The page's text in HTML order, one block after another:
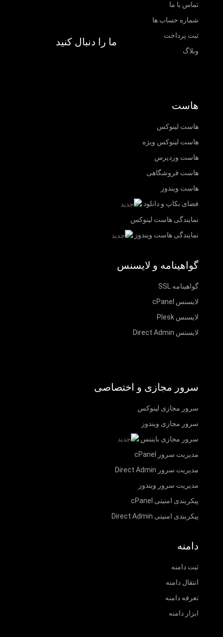
تماس با ما
شماره حساب ها
ثبت پرداخت
وبلاگ
ما را دنبال کنید
هاست
هاست لینوکس
هاست لینوکس ویژه
هاست وردپرس
هاست فروشگاهی
هاست ویندوز
فضای بکاپ و دانلود
نمایندگی هاست لینوکس
نمایندگی هاست ویندوز
گواهینامه و لایسنس
گواهینامه SSL
لایسنس cPanel
لایسنس Plesk
لایسنس Direct Admin
سرور مجازی و اختصاصی
سرور مجازی لینوکس
سرور مجازی ویندوز
سرور مجازی بایننس
مدیریت سرور cPanel
مدیریت سرور Direct Admin
مدیریت سرور ویندوز
پیکربندی امنیتی cPanel
پیکربندی امنیتی Direct Admin
دامنه
ثبت دامنه
انتقال دامنه
تعرفه دامنه
ابزار دامنه